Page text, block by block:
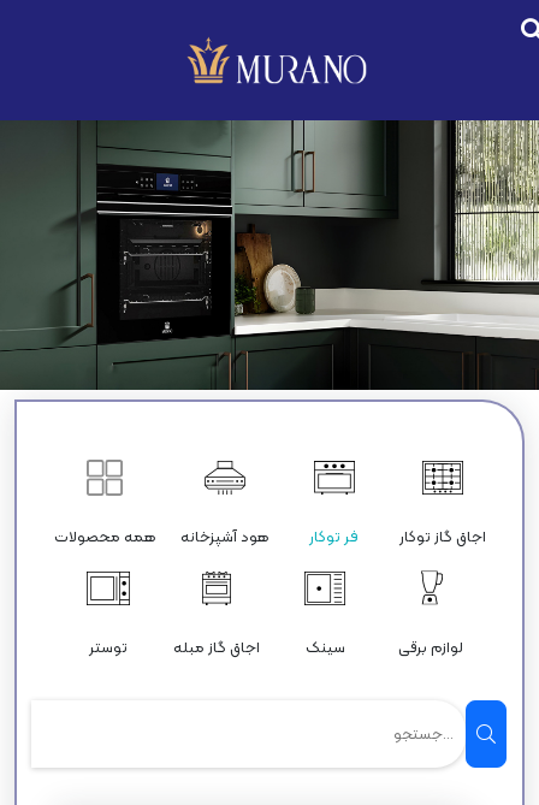
همه محصولات هود آشپزخانه فر توکار اجاق گاز توکار
توستر اجاق گاز مبله سینک لوازم برقی